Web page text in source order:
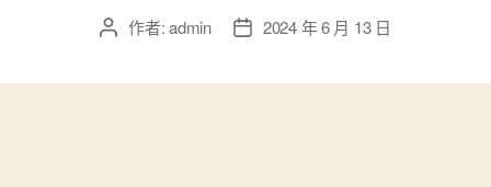
文 作者:admin
文 2024 年 6 月 13 日